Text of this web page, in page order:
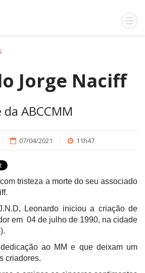
Jorge Naciff
ABCCMM
07/04/2021 11h47
tristeza a morte do seu associado
Leonardo iniciou a criação de
em 04 de julho de 1990, na cidade
ao MM e que deixam um
criadores.